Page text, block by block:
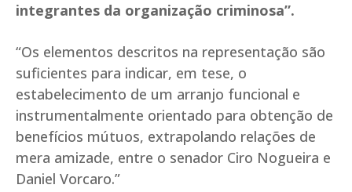
integrantes da organização criminosa”.
“Os elementos descritos na representação são
suficientes para indicar, em tese, o
estabelecimento de um arranjo funcional e
instrumentalmente orientado para obtenção de
benefícios mútuos, extrapolando relações de
mera amizade, entre o senador Ciro Nogueira e
Daniel Vorcaro.”